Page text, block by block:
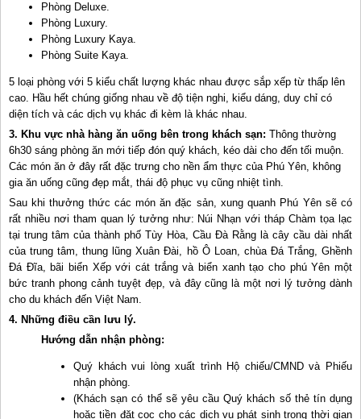
Phòng Deluxe.
Phòng Luxury.
Phòng Luxury Kaya.
Phòng Suite Kaya.
5 loại phòng với 5 kiểu chất lượng khác nhau được sắp xếp từ thấp lên
cao. Hầu hết chúng giống nhau về độ tiện nghi, kiểu dáng, duy chỉ có
diện tích và các dịch vụ khác đi kèm là khác nhau.
3. Khu vực nhà hàng ăn uống bên trong khách sạn: Thông thường
6h30 sáng phòng ăn mới tiếp đón quý khách, kéo dài cho đến tối muộn.
Các món ăn ở đây rất đặc trưng cho nền ẩm thực của Phú Yên, không
gia ăn uống cũng đẹp mắt, thái độ phục vụ cũng nhiệt tình.
Sau khi thưởng thức các món ăn đặc sản, xung quanh Phú Yên sẽ có
rất nhiều nơi tham quan lý tưởng như: Núi Nhạn với tháp Chàm tọa lạc
tại trung tâm của thành phố Tùy Hòa, Cầu Đà Rằng là cây cầu dài nhất
của trung tâm, thung lũng Xuân Đài, hồ Ô Loan, chùa Đá Trắng, Ghềnh
Đá Đĩa, bãi biển Xếp với cát trắng và biển xanh tạo cho phú Yên một
bức tranh phong cảnh tuyệt đẹp, và đây cũng là một nơi lý tưởng dành
cho du khách đến Việt Nam.
4. Những điều cần lưu lý.
Hướng dẫn nhận phòng:
Quý khách vui lòng xuất trình Hộ chiếu/CMND và Phiếu
nhận phòng.
(Khách sạn có thể sẽ yêu cầu Quý khách số thẻ tín dụng
hoặc tiền đặt cọc cho các dịch vụ phát sinh trong thời gian